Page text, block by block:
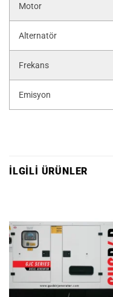
Motor
Alternatör
Frekans
Emisyon
İLGILI ÜRÜNLER